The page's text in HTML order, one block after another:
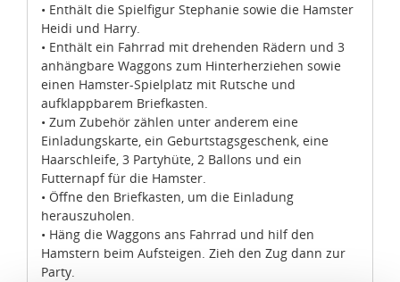
• Enthält die Spielfigur Stephanie sowie die Hamster
Heidi und Harry.
• Enthält ein Fahrrad mit drehenden Rädern und 3
anhängbare Waggons zum Hinterherziehen sowie
einen Hamster-Spielplatz mit Rutsche und
aufklappbarem Briefkasten.
• Zum Zubehör zählen unter anderem eine
Einladungskarte, ein Geburtstagsgeschenk, eine
Haarschleife, 3 Partyhüte, 2 Ballons und ein
Futternapf für die Hamster.
• Öffne den Briefkasten, um die Einladung
herauszuholen.
• Häng die Waggons ans Fahrrad und hilf den
Hamstern beim Aufsteigen. Zieh den Zug dann zur
Party.